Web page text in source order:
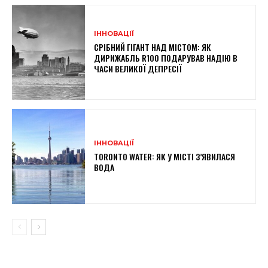
ІННОВАЦІЇ
СРІБНИЙ ГІГАНТ НАД МІСТОМ: ЯК
ДИРИЖАБЛЬ R100 ПОДАРУВАВ НАДІЮ В
ЧАСИ ВЕЛИКОЇ ДЕПРЕСІЇ
ІННОВАЦІЇ
TORONTO WATER: ЯК У МІСТІ З’ЯВИЛАСЯ
ВОДА